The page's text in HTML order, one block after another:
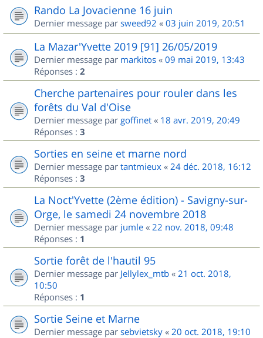
Rando La Jovacienne 16 juin
Dernier message par sweed92 « 03 juin 2019, 20:51
La Mazar'Yvette 2019 [91] 26/05/2019
Dernier message par markitos « 09 mai 2019, 13:43
Réponses : 2
Cherche partenaires pour rouler dans les
forêts du Val d'Oise
Dernier message par goffinet « 18 avr. 2019, 20:49
Réponses : 3
Sorties en seine et marne nord
Dernier message par tantmieux « 24 déc. 2018, 16:12
Réponses : 3
La Noct'Yvette (2ème édition) - Savigny-sur-
Orge, le samedi 24 novembre 2018
Dernier message par jumle « 22 nov. 2018, 09:48
Réponses : 1
Sortie forêt de l'hautil 95
Dernier message par Jellylex_mtb « 21 oct. 2018,
10:50
Réponses : 1
Sortie Seine et Marne
Dernier message par sebvietsky « 20 oct. 2018, 19:10